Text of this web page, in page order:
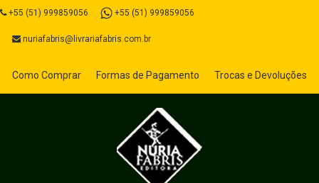
+55 (51) 999859056 +55 (51) 999859056
nuriafabris@livrariafabris.com.br
Como Comprar Formas de Pagamento Trocas e Devoluções